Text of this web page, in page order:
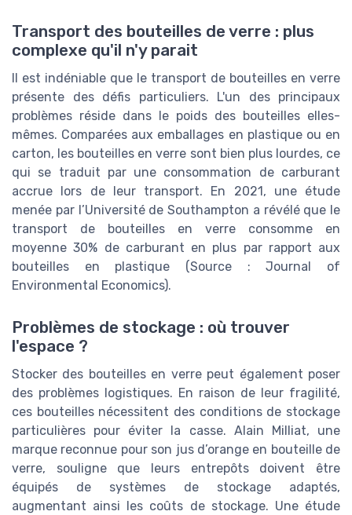
Transport des bouteilles de verre : plus
complexe qu'il n'y parait
Il est indéniable que le transport de bouteilles en verre
présente des défis particuliers. L'un des principaux
problèmes réside dans le poids des bouteilles elles-
mêmes. Comparées aux emballages en plastique ou en
carton, les bouteilles en verre sont bien plus lourdes, ce
qui se traduit par une consommation de carburant
accrue lors de leur transport. En 2021, une étude
menée par l’Université de Southampton a révélé que le
transport de bouteilles en verre consomme en
moyenne 30% de carburant en plus par rapport aux
bouteilles en plastique (Source : Journal of
Environmental Economics).
Problèmes de stockage : où trouver
l'espace ?
Stocker des bouteilles en verre peut également poser
des problèmes logistiques. En raison de leur fragilité,
ces bouteilles nécessitent des conditions de stockage
particulières pour éviter la casse. Alain Milliat, une
marque reconnue pour son jus d’orange en bouteille de
verre, souligne que leurs entrepôts doivent être
équipés de systèmes de stockage adaptés,
augmentant ainsi les coûts de stockage. Une étude